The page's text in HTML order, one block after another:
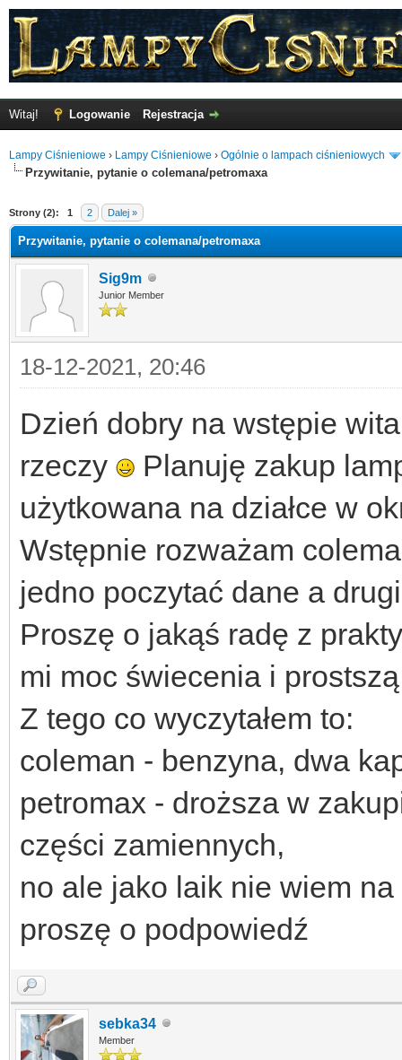
Witaj! Logowanie Rejestracja
Lampy Ciśnieniowe › Lampy Ciśnieniowe › Ogólnie o lampach ciśnieniowych
Przywitanie, pytanie o colemana/petromaxa
Strony (2): 1 2 Dalej »
Przywitanie, pytanie o colemana/petromaxa
Sig9m
Junior Member
18-12-2021, 20:46
Dzień dobry na wstępie
rzeczy
Planuję zakup
użytkowana na działce w
Wstępnie rozważam
jedno poczytać dane a
Proszę o jakąś radę z
mi moc świecenia i prostszą
Z tego co wyczytałem to:
coleman - benzyna, dwa
petromax - droższa w
części zamiennych,
no ale jako laik nie wiem
proszę o podpowiedź
sebka34
Member